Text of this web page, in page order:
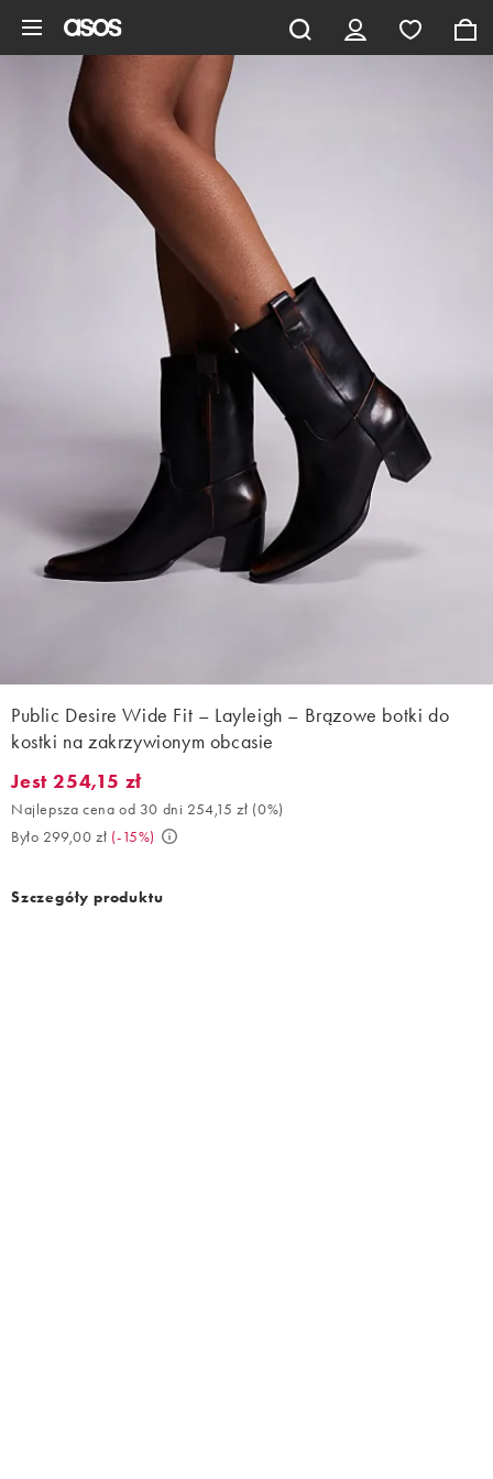
Public Desire Wide Fit – Layleigh – Brązowe botki do
kostki na zakrzywionym obcasie
Jest 254,15 zł. Najlepsza cena od 30 dni 254,15 zł (0%). Było
Jest 254,15 zł
Najlepsza cena od 30 dni 254,15 zł (0%)
Było 299,00 zł (-15%)
Szczegóły produktu